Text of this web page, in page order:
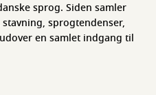
sprog. Siden samler
sprogtendenser,
en samlet indgang til